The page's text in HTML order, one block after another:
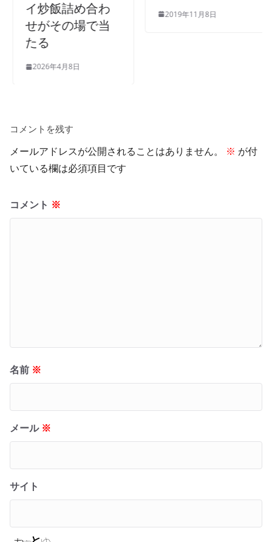
イ炒飯詰め合わ
せがその場で当
たる
2026年4月8日
2019年11月8日
コメントを残す
メールアドレスが公開されることはありません。 ※ が付
いている欄は必須項目です
コメント ※
名前 ※
メール ※
サイト